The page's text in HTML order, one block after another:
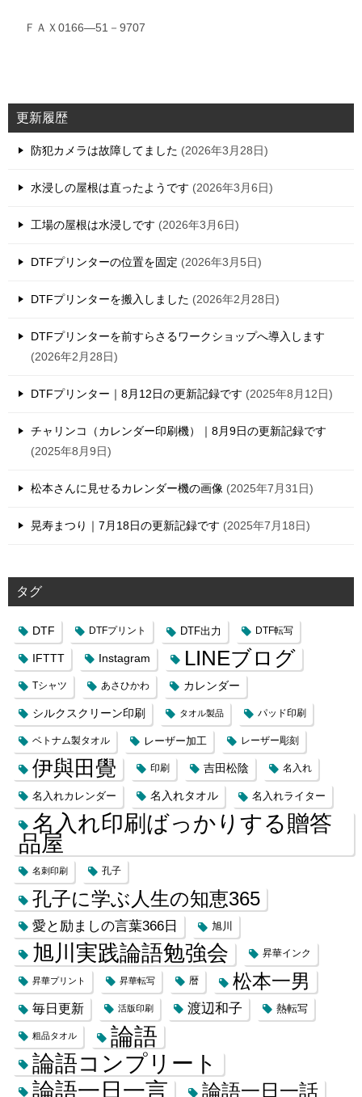
ＦＡＸ0166―51－9707
更新履歴
防犯カメラは故障してました 2026年3月28日
水浸しの屋根は直ったようです 2026年3月6日
工場の屋根は水浸しです 2026年3月6日
DTFプリンターの位置を固定 2026年3月5日
DTFプリンターを搬入しました 2026年2月28日
DTFプリンターを前すらさるワークショップへ導入します
2026年2月28日
DTFプリンター｜8月12日の更新記録です 2025年8月12日
チャリンコ（カレンダー印刷機）｜8月9日の更新記録です
2025年8月9日
松本さんに見せるカレンダー機の画像 2025年7月31日
晃寿まつり｜7月18日の更新記録です 2025年7月18日
タグ
DTF DTFプリント DTF出力 DTF転写
IFTTT Instagram LINEブログ
Tシャツ あさひかわ カレンダー
シルクスクリーン印刷 タオル製品 パッド印刷
ベトナム製タオル レーザー加工 レーザー彫刻
伊與田覺 印刷 吉田松陰 名入れ
名入れカレンダー 名入れタオル 名入れライター
名入れ印刷ばっかりする贈答
品屋
名刺印刷 孔子
孔子に学ぶ人生の知恵365
愛と励ましの言葉366日 旭川
旭川実践論語勉強会 昇華インク
昇華プリント 昇華転写 暦 松本一男
毎日更新 活版印刷 渡辺和子 熱転写
粗品タオル 論語
論語コンプリート
論語一日一言
論語一日一話